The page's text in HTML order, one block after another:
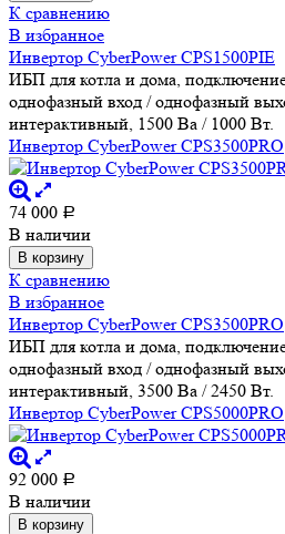
К сравнению
В избранное
Инвертор CyberPower CPS1500PIE
ИБП для котла и дома,
однофазный вход / однофазный
интерактивный, 1500 Ва / 1000 Вт.
Инвертор CyberPower CPS3500PRO
74 000 Р
В наличии
В корзину
К сравнению
В избранное
Инвертор CyberPower CPS3500PRO
ИБП для котла и дома,
однофазный вход / однофазный
интерактивный, 3500 Ва / 2450 Вт.
Инвертор CyberPower CPS5000PRO
92 000 Р
В наличии
В корзину